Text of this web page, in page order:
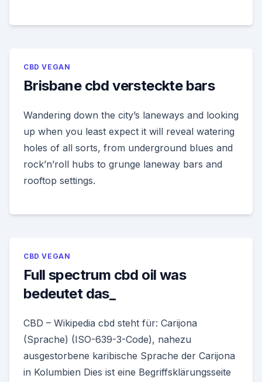
CBD VEGAN
Brisbane cbd versteckte bars
Wandering down the city’s laneways and looking
up when you least expect it will reveal watering
holes of all sorts, from underground blues and
rock’n’roll hubs to grunge laneway bars and
rooftop settings.
CBD VEGAN
Full spectrum cbd oil was
bedeutet das_
CBD – Wikipedia cbd steht für: Carijona
(Sprache) (ISO-639-3-Code), nahezu
ausgestorbene karibische Sprache der Carijona
in Kolumbien Dies ist eine Begriffsklärungsseite